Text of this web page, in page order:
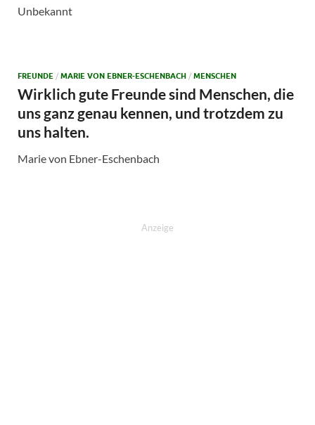
Unbekannt
FREUNDE / MARIE VON EBNER-ESCHENBACH / MENSCHEN
Wirklich gute Freunde sind Menschen, die
uns ganz genau kennen, und trotzdem zu
uns halten.
Marie von Ebner-Eschenbach
Anzeige